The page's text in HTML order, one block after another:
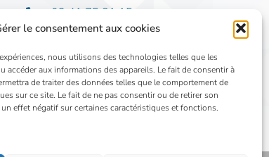
le consentement aux cookies
nous utilisons des technologies telles que les
accéder aux informations des appareils. Le fait de consentir à
de traiter des données telles que le comportement de
sur ce site. Le fait de ne pas consentir ou de retirer son
effet négatif sur certaines caractéristiques et fonctions.
02 41 75 81 15
secretariat@saintjeanvihiers.org